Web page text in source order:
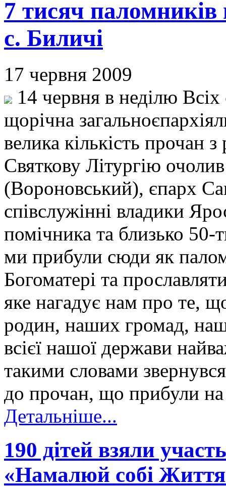
7 тисяч
с. Биличі
17 червня 2009
14 червня в неділю Всіх
щорічна
велика кількість прочан з
Святкову Літургію
(Вороновський), єпарх
співслужінні владики
помічника та близько 50-
ми прибули сюди як
Богоматері та
яке нагадує нам про те,
родин, наших громад,
всієї нашої держави
такими словами
до прочан, що прибули
Детальніше...
190 дітей взяли
«Намалюй собі